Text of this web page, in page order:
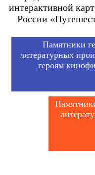
интерактивной
России
Памятники
литературных
героям